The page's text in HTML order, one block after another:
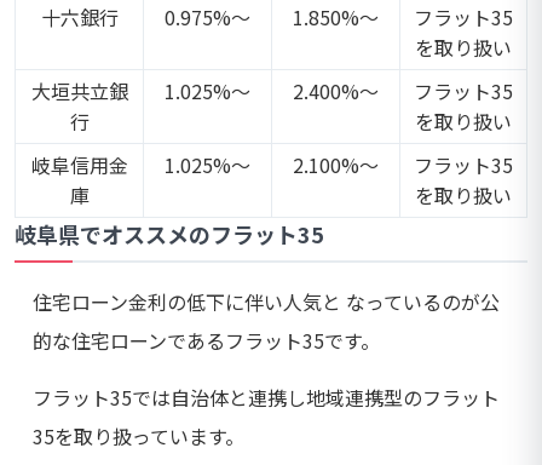
十六銀行 0.975%～ 1.850%～
フラット35
を取り扱い
大垣共立銀
行
1.025%～ 2.400%～
フラット35
を取り扱い
岐阜信用金
庫
1.025%～ 2.100%～
フラット35
を取り扱い
岐阜県でオススメのフラット35
住宅ローン金利の低下に伴い人気と なっているのが公
的な住宅ローンであるフラット35です。
フラット35では自治体と連携し地域連携型のフラット
35を取り扱っています。